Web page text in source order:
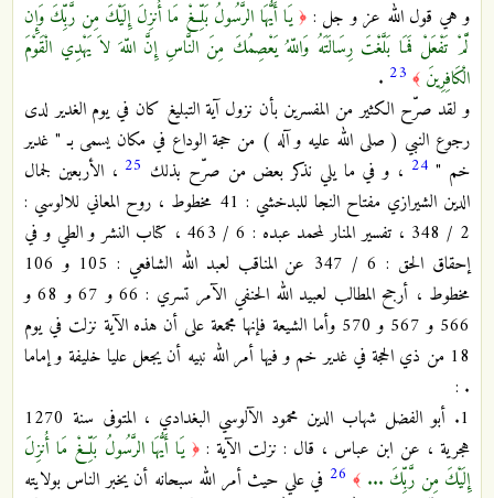
و هي قول الله عز و جل : ﴿ يَا أَيُّهَا الرَّسُولُ بَلِّغْ مَا أُنزِلَ إِلَيْكَ مِن رَّبِّكَ وَإِن
لَّمْ تَفْعَلْ فَمَا بَلَّغْتَ رِسَالَتَهُ وَاللّهُ يَعْصِمُكَ مِنَ النَّاسِ إِنَّ اللّهَ لاَ يَهْدِي الْقَوْمَ
الْكَافِرِينَ ﴾ 23
.
و لقد صرّح الكثير من المفسرين بأن نزول آية التبليغ كان في يوم الغدير لدى
رجوع النبي ( صلى الله عليه و آله ) من حجة الوداع في مكان يسمى بـ " غدير
خم " 24 ، و في ما يلي نذكر بعض من صرّح بذلك 25 ، الأربعين لجمال
الدين الشيرازي مفتاح النجا للبدخشي : 41 مخطوط ، روح المعاني للالوسي :
2 / 348 ، تفسير المنار لمحمد عبده : 6 / 463 ، كتاب النشر و الطي و في
إحقاق الحق : 6 / 347 عن المناقب لعبد الله الشافعي : 105 و 106
مخطوط ، أرجح المطالب لعبيد الله الحنفي الآمر تسري : 66 و 67 و 68 و
566 و 567 و 570 وأما الشيعة فإنها مجمعة على أن هذه الآية نزلت في يوم
18 من ذي الحجة في غدير خم و فيها أمر الله نبيه أن يجعل عليا خليفة و إماما
. :
1. أبو الفضل شهاب الدين محمود الآلوسي البغدادي ، المتوفى سنة 1270
هجرية ، عن ابن عباس ، قال : نزلت الآية : ﴿ يَا أَيُّهَا الرَّسُولُ بَلِّغْ مَا أُنزِلَ
إِلَيْكَ مِن رَّبِّكَ ... ﴾ 26 في علي حيث أمر الله سبحانه أن يخبر الناس بولايته